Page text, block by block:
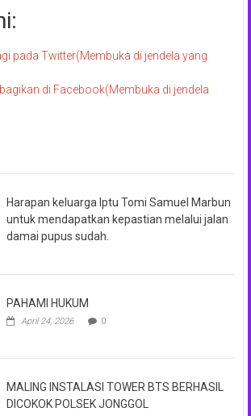
pada Twitter(Membuka di jendela yang
di Facebook(Membuka di jendela
Harapan keluarga Iptu Tomi Samuel Marbun
untuk mendapatkan kepastian melalui jalan
damai pupus sudah.
PAHAMI HUKUM
April 24, 2026 0
MALING INSTALASI TOWER BTS BERHASIL
DICOKOK POLSEK JONGGOL